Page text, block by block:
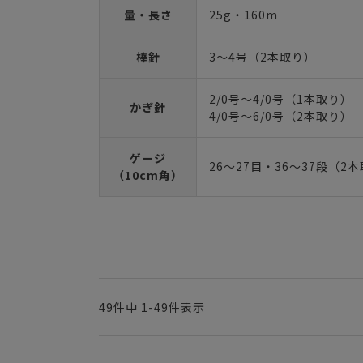
量・長さ 25g・160m
棒針 3～4号（2本取り）
かぎ針
2/0号～4/0号（1本取り）
4/0号～6/0号（2本取り）
ゲージ
（10cm角）
26～27目・36～37段（2本
49件中 1 -49件表示